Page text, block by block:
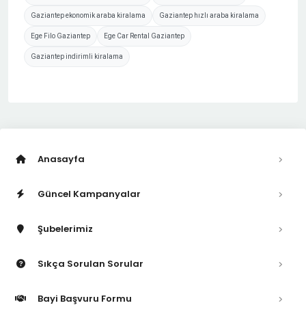
Gaziantep ekonomik araba kiralama Gaziantep hızlı araba kiralama
Ege Filo Gaziantep Ege Car Rental Gaziantep
Gaziantep indirimli kiralama
Anasayfa
Güncel Kampanyalar
Şubelerimiz
Sıkça Sorulan Sorular
Bayi Başvuru Formu